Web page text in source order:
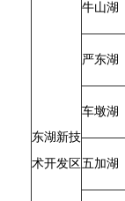
东湖新技
术开发区
牛山湖
严东湖
车墩湖
五加湖